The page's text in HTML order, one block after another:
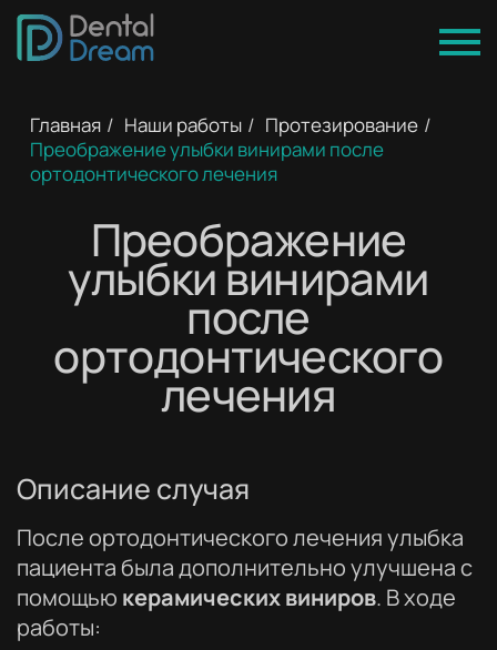
Главная / Наши работы / Протезирование /
Преображение улыбки винирами после
ортодонтического лечения
Преображение
улыбки винирами
после
ортодонтического
лечения
Описание случая
После ортодонтического лечения улыбка
пациента была дополнительно улучшена с
помощью керамических виниров. В ходе
работы: